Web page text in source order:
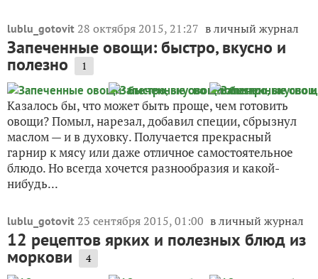
lublu_gotovit 28 октября 2015, 21:27 в личный журнал
Запеченные овощи: быстро, вкусно и
полезно 1
Казалось бы, что может быть проще, чем готовить
овощи? Помыл, нарезал, добавил специи, сбрызнул
маслом — и в духовку. Получается прекрасный
гарнир к мясу или даже отличное самостоятельное
блюдо. Но всегда хочется разнообразия и какой-
нибудь...
lublu_gotovit 23 сентября 2015, 01:00 в личный журнал
12 рецептов ярких и полезных блюд из
моркови 4